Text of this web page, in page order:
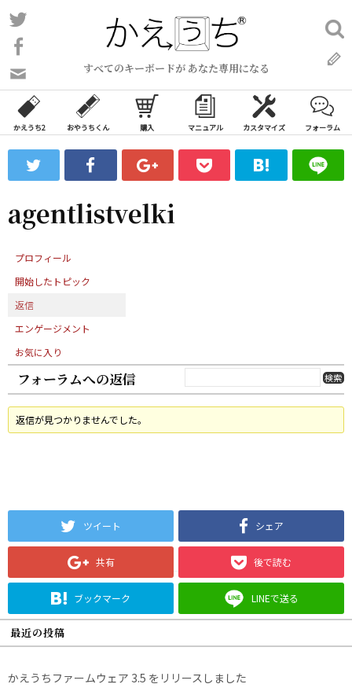
コ
ン
ン
ツ
ス
ッ
すべてのキーボードが あなた専用になる
い
合
わ
フ
ォ
ム
検
索:
かえうち2 おやうちくん 購入 マニュアル カスタマイズ フォーラム
agentlistvelki
プロフィール
開始したトピック
返信
エンゲージメント
お気に入り
フォーラムへの返信
返信が見つかりませんでした。
ツイート シェア
共有 後で読む
ブックマーク LINEで送る
最近の投稿
かえうちファームウェア 3.5 をリリースしました